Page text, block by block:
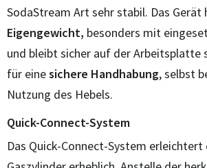
SodaStream Art sehr stabil. Das Gerät
Eigengewicht, besonders mit
und bleibt sicher auf der Arbeitsplatte
für einesichere Handhabung, selbst
Nutzung des Hebels.
Quick-Connect-System
Das Quick-Connect-System erleichtert